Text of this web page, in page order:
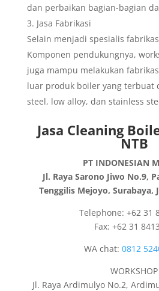
dan perbaikan bagian-bagian
Jasa Fabrikasi
Selain menjadi spesialis
Komponen pendukungnya,
juga mampu melakukan
luar produk boiler yang terbuat
steel, low alloy, dan stainless
Jasa Cleaning
NTB
PT INDONESIAN
Jl. Raya Sarono Jiwo No.9,
Tenggilis Mejoyo, Surabaya,
Telephone: +62 31
Fax: +62 31
WA chat:0812
WORKSHOP
Jl. Raya Ardimulyo No.2,